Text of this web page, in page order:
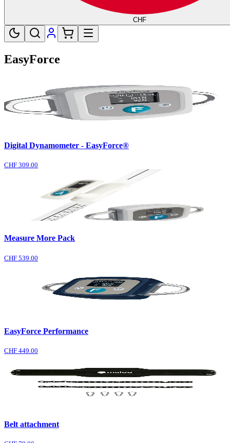
CHF
EasyForce
Digital Dynamometer - EasyForce®
CHF 309.00
Measure More Pack
CHF 539.00
EasyForce Performance
CHF 449.00
Belt attachment